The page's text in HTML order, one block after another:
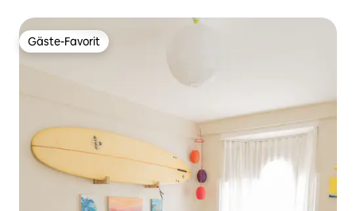
Gäste-Favorit
Gäste-Favorit